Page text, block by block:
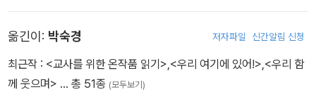
리 엄마』『심부름』『혼자서 집보기』『어디로 소풍 갈까?』『알이 사라졌
어요』『비 오는 건 싫어』『씽씽 달려라! 침대썰매』『화가 난 수박 씨앗』
『군고구마 잔치』 등이 있다.
옮긴이: 박숙경 저자파일 신간알림 신청
최근작 : <교사를 위한 온작품 읽기>,<우리 여기에 있어!>,<우리 함
께 웃으며> … 총 51종 (모두보기)